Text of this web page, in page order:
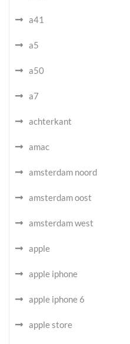
a41
a5
a50
a7
achterkant
amac
amsterdam noord
amsterdam oost
amsterdam west
apple
apple iphone
apple iphone 6
apple store